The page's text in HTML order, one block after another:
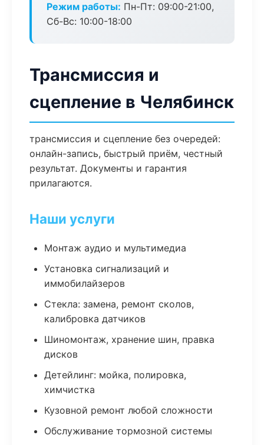
Режим работы: Пн-Пт: 09:00-21:00,
Сб-Вс: 10:00-18:00
Трансмиссия и
сцепление в Челябинск
трансмиссия и сцепление без очередей:
онлайн-запись, быстрый приём, честный
результат. Документы и гарантия
прилагаются.
Наши услуги
Монтаж аудио и мультимедиа
Установка сигнализаций и
иммобилайзеров
Стекла: замена, ремонт сколов,
калибровка датчиков
Шиномонтаж, хранение шин, правка
дисков
Детейлинг: мойка, полировка,
химчистка
Кузовной ремонт любой сложности
Обслуживание тормозной системы